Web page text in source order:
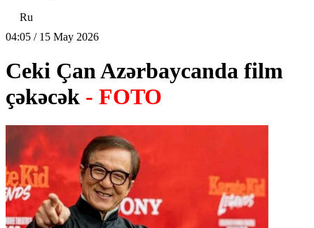
Ru
04:05 / 15 May 2026
Ceki Çan Azərbaycanda film
çəkəcək - FOTO